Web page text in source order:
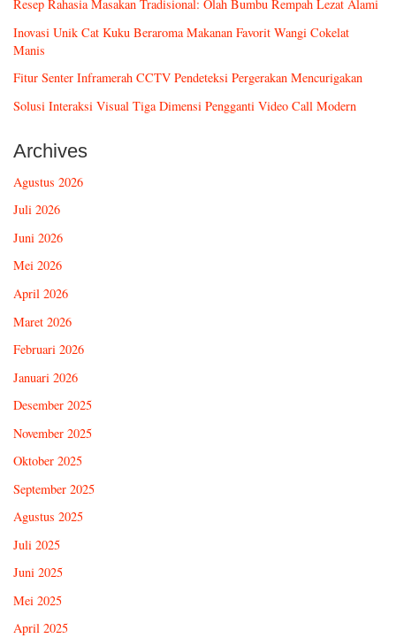
Resep Rahasia Masakan Tradisional: Olah Bumbu Rempah Lezat Alami
Inovasi Unik Cat Kuku Beraroma Makanan Favorit Wangi Cokelat
Manis
Fitur Senter Inframerah CCTV Pendeteksi Pergerakan Mencurigakan
Solusi Interaksi Visual Tiga Dimensi Pengganti Video Call Modern
Archives
Agustus 2026
Juli 2026
Juni 2026
Mei 2026
April 2026
Maret 2026
Februari 2026
Januari 2026
Desember 2025
November 2025
Oktober 2025
September 2025
Agustus 2025
Juli 2025
Juni 2025
Mei 2025
April 2025